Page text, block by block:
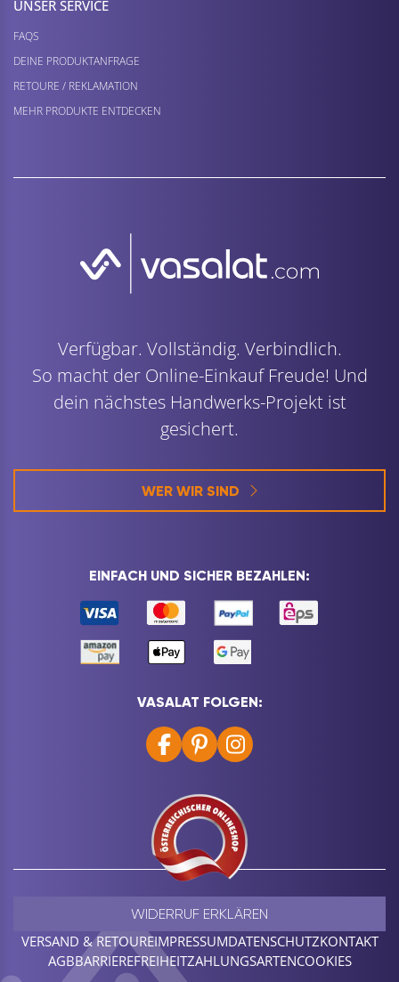
UNSER SERVICE
FAQS
DEINE PRODUKTANFRAGE
RETOURE / REKLAMATION
MEHR PRODUKTE ENTDECKEN
Verfügbar. Vollständig. Verbindlich.
So macht der Online-Einkauf Freude! Und
dein nächstes Handwerks-Projekt ist
gesichert.
WER WIR SIND
EINFACH UND SICHER BEZAHLEN:
VASALAT FOLGEN:
VERSAND & RETOUREIMPRESSUMDATENSCHUTZKONTAKT
AGBBARRIEREFREIHEITZAHLUNGSARTENCOOKIES
WIDERRUF ERKLÄREN